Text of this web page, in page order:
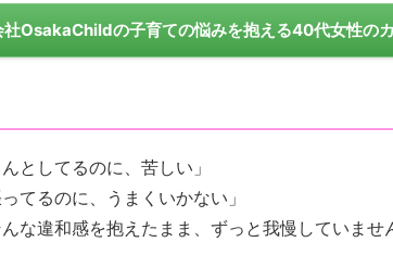
社OsakaChildの子育ての悩みを抱える40代女性の
んとしてるのに、苦しい」
ってるのに、うまくいかない」
な違和感を抱えたまま、ずっと我慢していませ